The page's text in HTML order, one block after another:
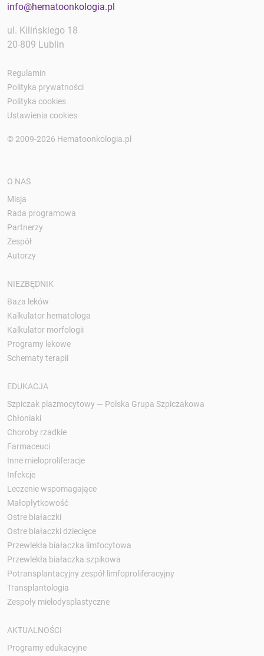
info@hematoonkologia.pl
ul. Kilińskiego 18
20-809 Lublin
Regulamin
Polityka prywatności
Polityka cookies
Ustawienia cookies
© 2009-2026 Hematoonkologia.pl
O NAS
Misja
Rada programowa
Partnerzy
Zespół
Autorzy
NIEZBĘDNIK
Baza leków
Kalkulator hematologa
Kalkulator morfologii
Programy lekowe
Schematy terapii
EDUKACJA
Szpiczak plazmocytowy — Polska Grupa Szpiczakowa
Chłoniaki
Choroby rzadkie
Farmaceuci
Inne mieloproliferacje
Infekcje
Leczenie wspomagające
Małopłytkowość
Ostre białaczki
Ostre białaczki dziecięce
Przewlekła białaczka limfocytowa
Przewlekła białaczka szpikowa
Potransplantacyjny zespół limfoproliferacyjny
Transplantologia
Zespoły mielodysplastyczne
AKTUALNOŚCI
Programy edukacyjne